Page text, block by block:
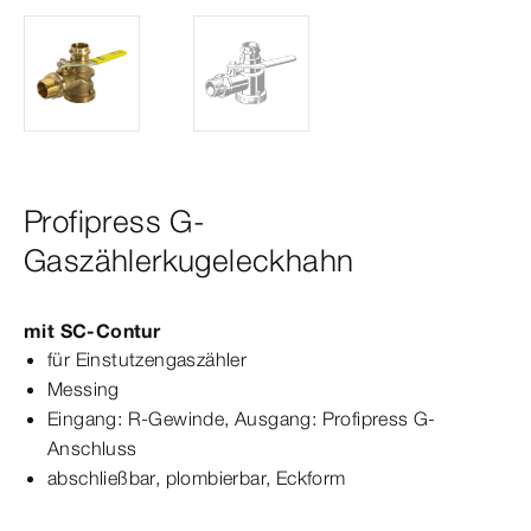
Profipress G-
Gaszählerkugeleckhahn
mit SC‑Contur
für Einstutzengaszähler
Messing
Eingang: R-​Gewinde, Ausgang: Profipress G-​
Anschluss
abschließbar, plombierbar, Eckform